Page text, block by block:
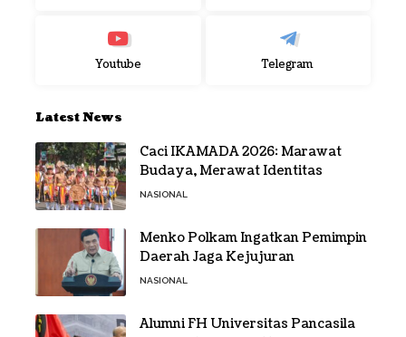
Youtube Telegram
Latest News
Caci IKAMADA 2026: Marawat
Budaya, Merawat Identitas
NASIONAL
Menko Polkam Ingatkan Pemimpin
Daerah Jaga Kejujuran
NASIONAL
Alumni FH Universitas Pancasila